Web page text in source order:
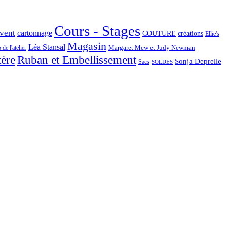
cartonnage Cours - Stages COUTURE créations Ellie's
de l'atelier Léa Stansal Magasin Margaret Mew et Judy Newman
Ruban et Embellissement Sacs SOLDES Sonja Deprelle